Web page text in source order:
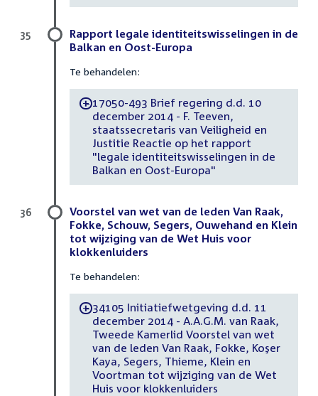
Rapport legale identiteitswisselingen in de
Balkan en Oost-Europa
Te behandelen:
-17050-493 Brief regering d.d. 10
december 2014 - F. Teeven,
staatssecretaris van Veiligheid en
Justitie Reactie op het rapport
"legale identiteitswisselingen in de
Balkan en Oost-Europa"
35
Voorstel van wet van de leden Van Raak,
Fokke, Schouw, Segers, Ouwehand en Klein
tot wijziging van de Wet Huis voor
klokkenluiders
Te behandelen:
-34105 Initiatiefwetgeving d.d. 11
december 2014 - A.A.G.M. van Raak,
Tweede Kamerlid Voorstel van wet
van de leden Van Raak, Fokke, Koşer
Kaya, Segers, Thieme, Klein en
Voortman tot wijziging van de Wet
Huis voor klokkenluiders
36